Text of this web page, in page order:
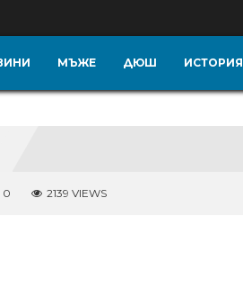
МЪЖЕ ДЮШ ИСТОРИЯ
0 2139 VIEWS